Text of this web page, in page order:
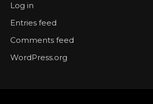
Log in
Entries feed
Comments feed
WordPress.org